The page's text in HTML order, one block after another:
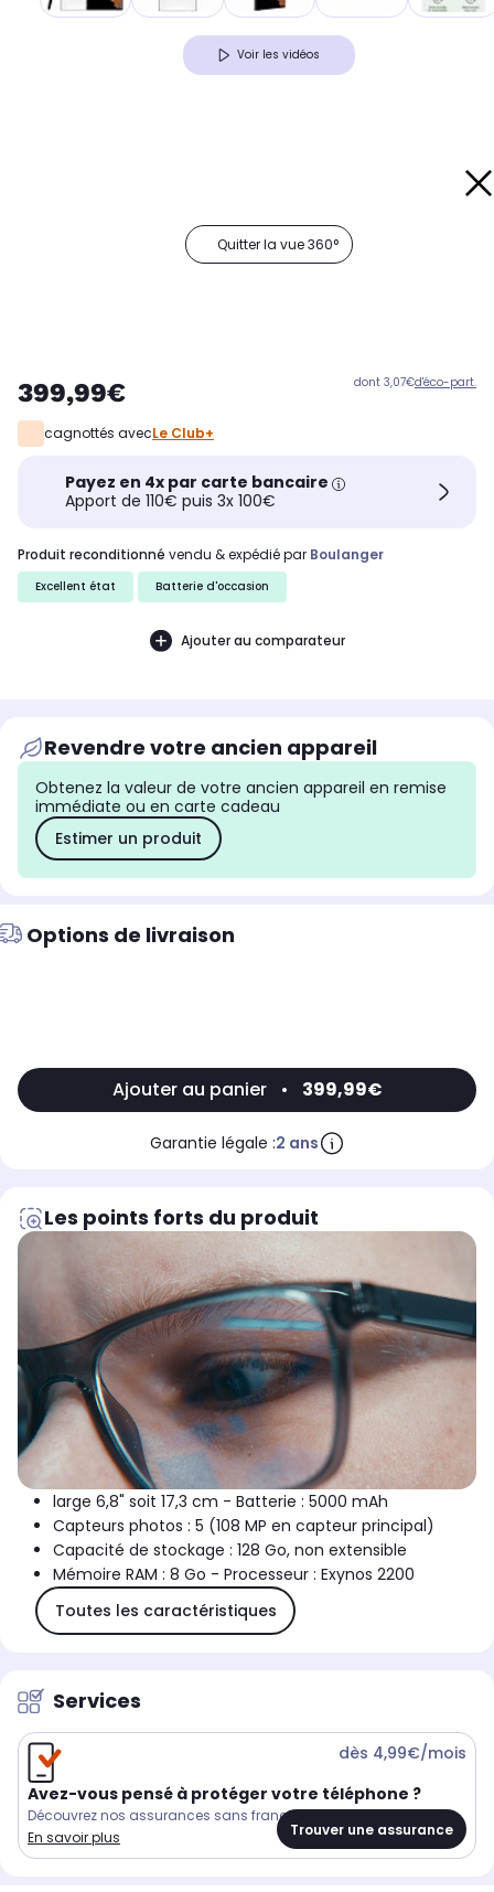
Voir les vidéos
Quitter la vue 360°
399,99€ dont 3,07€d'éco-part.
cagnottés avecLe Club+
Payez en 4x par carte bancaire
Apport de 110€ puis 3x 100€
produit reconditionné vendu & expédié par Boulanger
Excellent état Batterie d'occasion
Ajouter au comparateur
Revendre votre ancien appareil
Obtenez la valeur de votre ancien appareil en remise
immédiate ou en carte cadeau
Estimer un produit
Options de livraison
Ajouter au panier • 399,99€
Garantie légale :2 ans
Les points forts du produit
large 6,8" soit 17,3 cm - Batterie : 5000 mAh
Capteurs photos : 5 (108 MP en capteur principal)
Capacité de stockage : 128 Go, non extensible
Mémoire RAM : 8 Go - Processeur : Exynos 2200
Toutes les caractéristiques
Services
Avez-vous pensé à protéger votre téléphone ?
Découvrez nos assurances sans franchise
En savoir plus
dès 4,99€/mois
Trouver une assurance